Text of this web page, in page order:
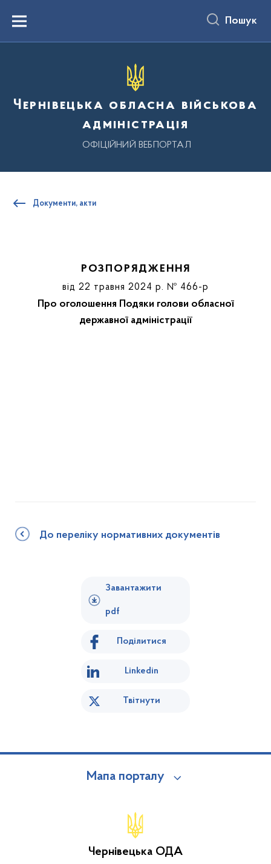
вмістуMenu Пошук
Чернівецька обласна військова
адміністрація
ОФІЦІЙНИЙ ВЕБПОРТАЛ
Документи, акти
РОЗПОРЯДЖЕННЯ
від 22 травня 2024 р. № 466-р
Про оголошення Подяки голови обласної
державної адміністрації
До переліку нормативних документів
Завантажити
pdf
Поділитися
Linkedin
Твітнути
Мапа порталу
Чернівецька ОДА